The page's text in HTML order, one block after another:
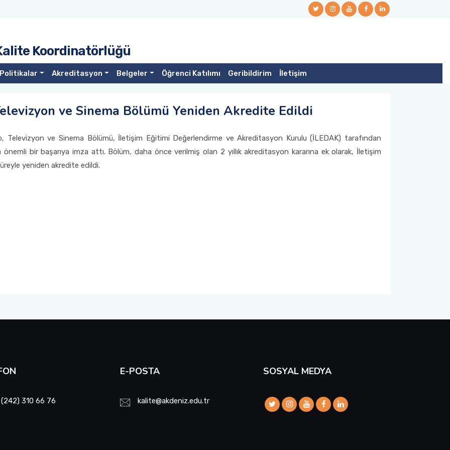
Koordinatörlüğü
Akreditasyon Belgeler Öğrenci Katılımı Geribildirim İletişim
ve Sinema Bölümü Yeniden Akredite Edildi
Televizyon ve Sinema Bölümü, İletişim Eğitimi Değerlendirme ve Akreditasyon Kurulu (İLEDAK) tarafından
bir başarıya imza attı. Bölüm, daha önce verilmiş olan 2 yıllık akreditasyon kararına ek olarak, İletişim
yeniden akredite edildi.
310 66 76
E-POSTA
kalite@akdeniz.edu.tr
SOSYAL MEDYA